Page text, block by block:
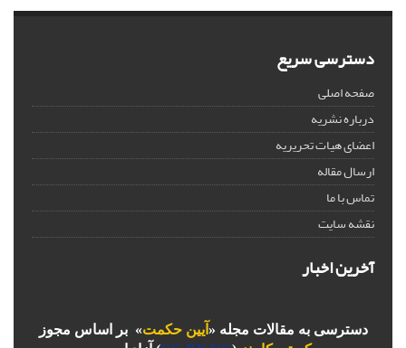
دسترسی سریع
صفحه اصلی
درباره نشریه
اعضای هیات تحریریه
ارسال مقاله
تماس با ما
نقشه سایت
آخرین اخبار
دسترسی به مقالات مجله « آیین حکمت» بر اساس مجوز